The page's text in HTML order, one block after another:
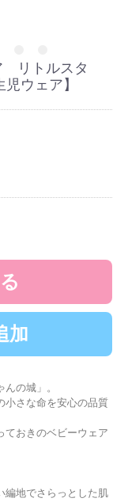
リトルスタ
ウェア】
加
の城」。
小さな命を安心の品質
ておきのベビーウェア
編地でさらっとした肌